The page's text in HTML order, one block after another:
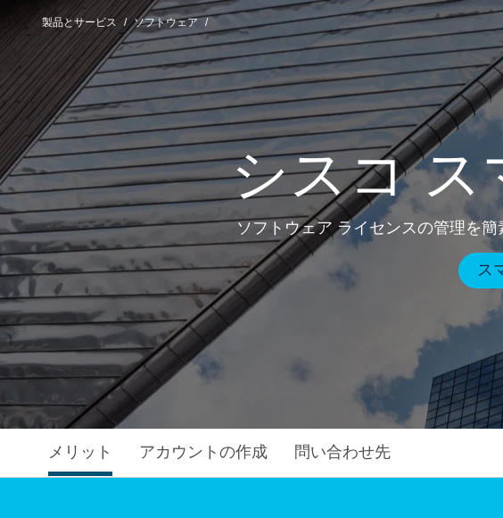
製品とサービス ソフトウェア
シスコ ス
ソフトウェア ライセンスの管理を
ス
メリット アカウントの作成 問い合わせ先